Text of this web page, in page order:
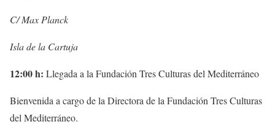
C/ Max Planck
Isla de la Cartuja
12:00 h: Llegada a la Fundación Tres Culturas del Mediterráneo
Bienvenida a cargo de la Directora de la Fundación Tres Culturas
del Mediterráneo.